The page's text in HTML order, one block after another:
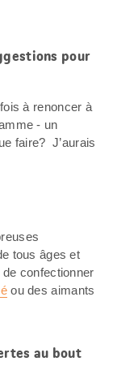
pour
à renoncer à
- un
faire? J’aurais
tous âges et
confectionner
ou des aimants
au bout